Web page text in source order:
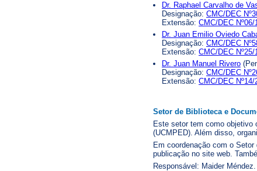
Dr. Raphael Carvalho de
Designação: CMC/DEC
Extensão: CMC/DEC Nº06/
Dr. Juan Emilio Oviedo
Designação: CMC/DEC
Extensão: CMC/DEC Nº25/
Dr. Juan Manuel Rivero
Designação: CMC/DEC
Extensão: CMC/DEC Nº14/
Setor de Biblioteca e
Este setor tem como objetivo
(UCMPED). Além disso,
Em coordenação com o
publicação no site web.
Responsável: Maider Méndez.